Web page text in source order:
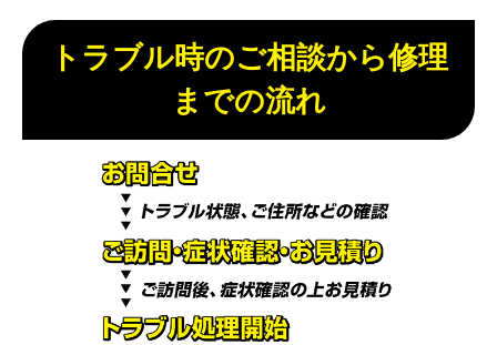
トラブル時のご相談から修理
までの流れ